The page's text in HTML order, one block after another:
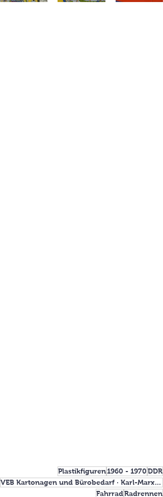
Plastikfiguren1960 - 1970DDR
VEB Kartonagen und Bürobedarf · Karl-Marx-Stadt
FahrradRadrennen